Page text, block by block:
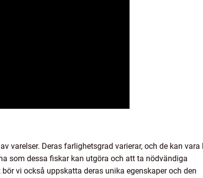
varelser. Deras farlighetsgrad varierar, och de kan vara
som dessa fiskar kan utgöra och att ta nödvändiga
vi också uppskatta deras unika egenskaper och den